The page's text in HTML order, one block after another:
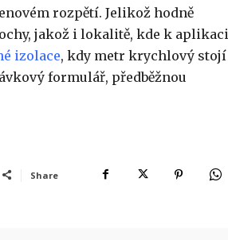
rozpětí. Jelikož hodně
jakož i lokalitě, kde k aplikaci
izolace, kdy metr krychlový stojí
formulář, předběžnou
Share